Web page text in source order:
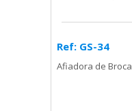
Ref: GS-34
Afiadora de Broca